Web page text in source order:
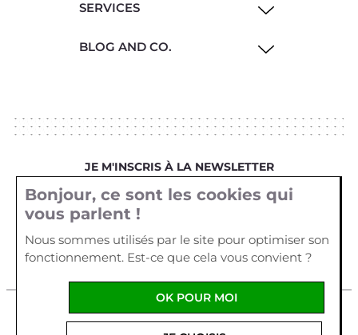
SERVICES
BLOG AND CO.
JE M'INSCRIS À LA NEWSLETTER
Votre email
Mentions légales Cookies
Crédits
Bonjour, ce sont les cookies qui
vous parlent !
Nous sommes utilisés par le site pour optimiser son
fonctionnement. Est-ce que cela vous convient ?
OK POUR MOI